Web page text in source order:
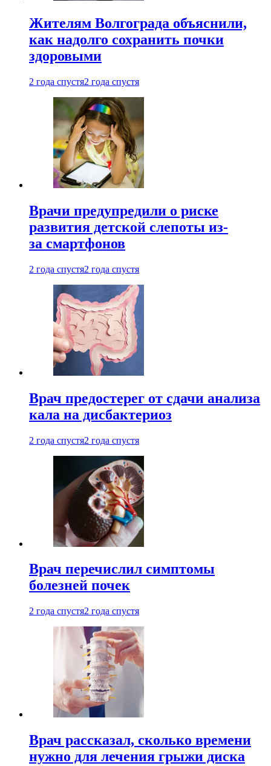
Жителям Волгограда объяснили,
как надолго сохранить почки
здоровыми
2 года спустя2 года спустя
Врачи предупредили о риске
развития детской слепоты из-
за смартфонов
2 года спустя2 года спустя
Врач предостерег от сдачи анализа
кала на дисбактериоз
2 года спустя2 года спустя
Врач перечислил симптомы
болезней почек
2 года спустя2 года спустя
Врач рассказал, сколько времени
нужно для лечения грыжи диска